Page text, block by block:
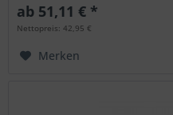
ab 51,11 € *
Nettopreis: 42,95 €
Merken